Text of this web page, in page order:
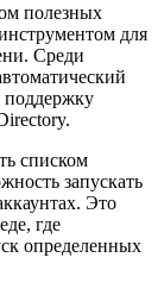
полезных
для
Среди
поддержку
списком
запускать
Это
где
определенных